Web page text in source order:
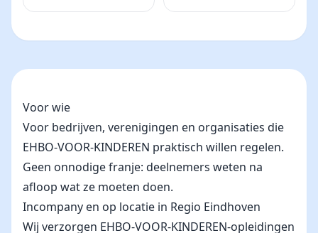
Voor wie
Voor bedrijven, verenigingen en organisaties die
EHBO-VOOR-KINDEREN praktisch willen regelen.
Geen onnodige franje: deelnemers weten na
afloop wat ze moeten doen.
Incompany en op locatie in Regio Eindhoven
Wij verzorgen EHBO-VOOR-KINDEREN-opleidingen